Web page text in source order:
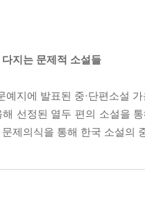
지는 문제적 소설들
예지에 발표된 중·단편소설
선정된 열두 편의 소설을
제의식을 통해 한국 소설의